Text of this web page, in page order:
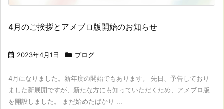
4月のご挨拶とアメブロ版開始のお知らせ
2023年4月1日 ブログ
4月になりました。新年度の開始でもあります。 先日、予告しており
ました新展開ですが、新たな方にも知っていただくため、アメブロ版
を開設しました。 まだ始めたばかり ...